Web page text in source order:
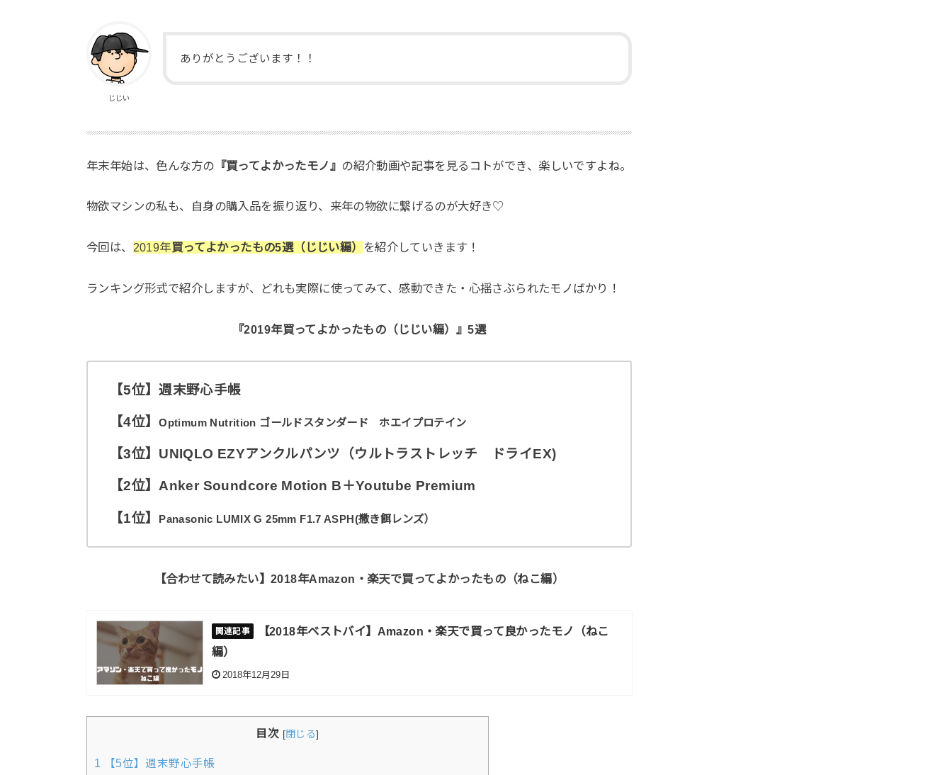
じじい
ありがとうございます！！
年末年始は、色んな方の 『買ってよかったモノ』 の紹介動画や記事を見るコトができ、楽しいですよね。
物欲マシンの私も、自身の購入品を振り返り、来年の物欲に繋げるのが大好き♡
今回は、 2019年買ってよかったもの5選（じじい編） を紹介していきます！
ランキング形式で紹介しますが、どれも実際に使ってみて、感動できた・心揺さぶられたモノばかり！
『2019年買ってよかったもの（じじい編）』5選
【5位】週末野心手帳
【4位】Optimum Nutrition ゴールドスタンダード ホエイプロテイン
【3位】UNIQLO EZYアンクルパンツ（ウルトラストレッチ ドライEX)
【2位】Anker Soundcore Motion B＋Youtube Premium
【1位】 Panasonic LUMIX G 25mm F1.7 ASPH(撒き餌レンズ）
【合わせて読みたい】2018年Amazon・楽天で買ってよかったもの（ねこ編）
【2018年ベストバイ】Amazon・楽天で買って良かったモノ（ねこ
編）
2018年12月29日
目次 [閉じる]
1 【5位】週末野心手帳